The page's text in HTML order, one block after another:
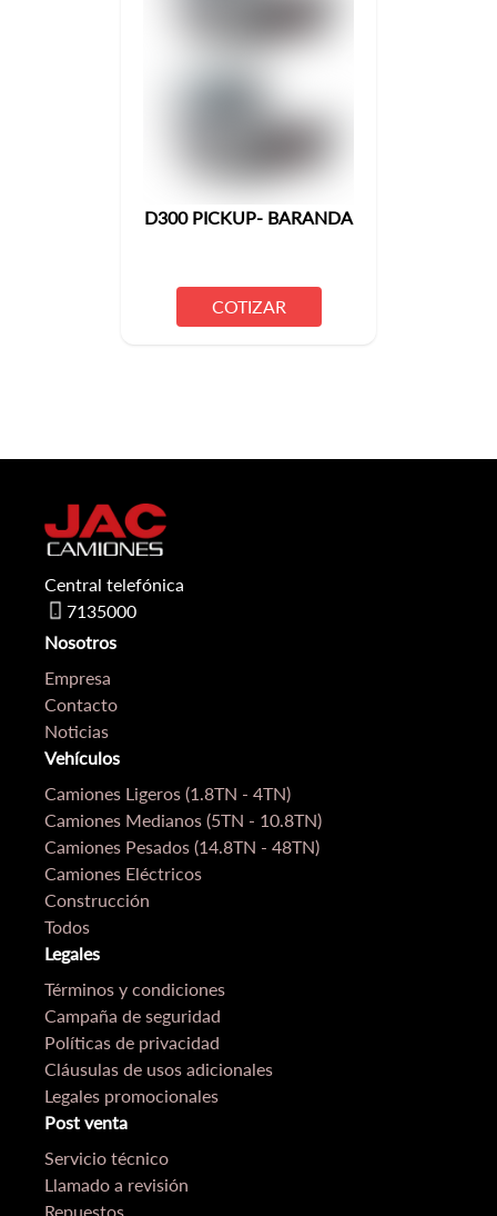
D300 PICKUP- BARANDA
COTIZAR
Central telefónica
7135000
Nosotros
Empresa
Contacto
Noticias
Vehículos
Camiones Ligeros (1.8TN - 4TN)
Camiones Medianos (5TN - 10.8TN)
Camiones Pesados (14.8TN - 48TN)
Camiones Eléctricos
Construcción
Todos
Legales
Términos y condiciones
Campaña de seguridad
Políticas de privacidad
Cláusulas de usos adicionales
Legales promocionales
Post venta
Servicio técnico
Llamado a revisión
Repuestos